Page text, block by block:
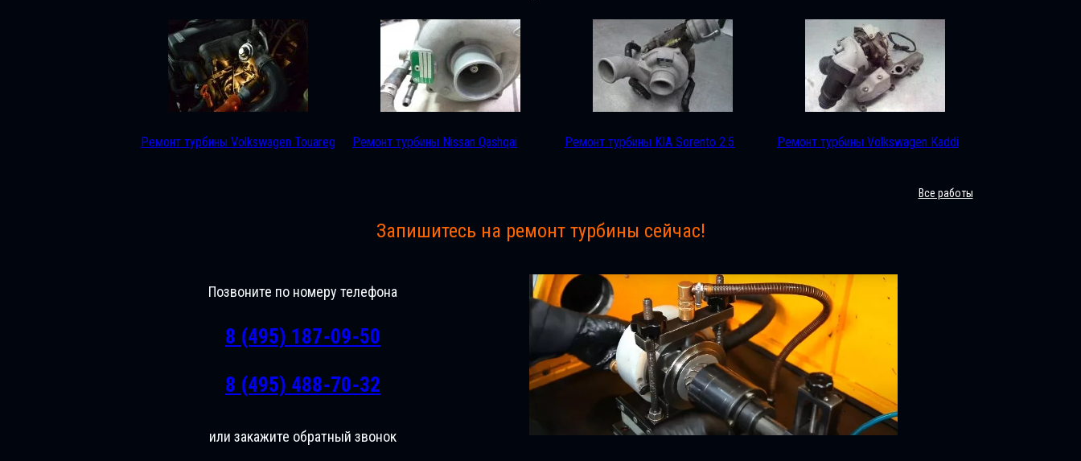
Ремонт турбины Volkswagen Touareg Ремонт турбины Nissan Qashqai Ремонт турбины KIA Sorento 2.5 Ремонт турбины Volkswagen Kaddi
Все работы
Запишитесь на ремонт турбины сейчас!
Позвоните по номеру телефона
8 (495) 187-09-50
8 (495) 488-70-32
или закажите обратный звонок